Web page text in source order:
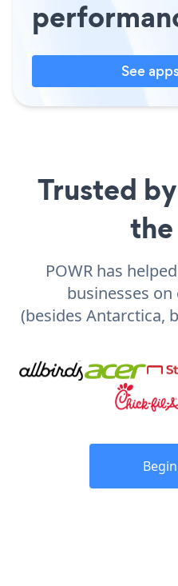
See
Trusted
POWR has
businesses
(besides Antarctica,